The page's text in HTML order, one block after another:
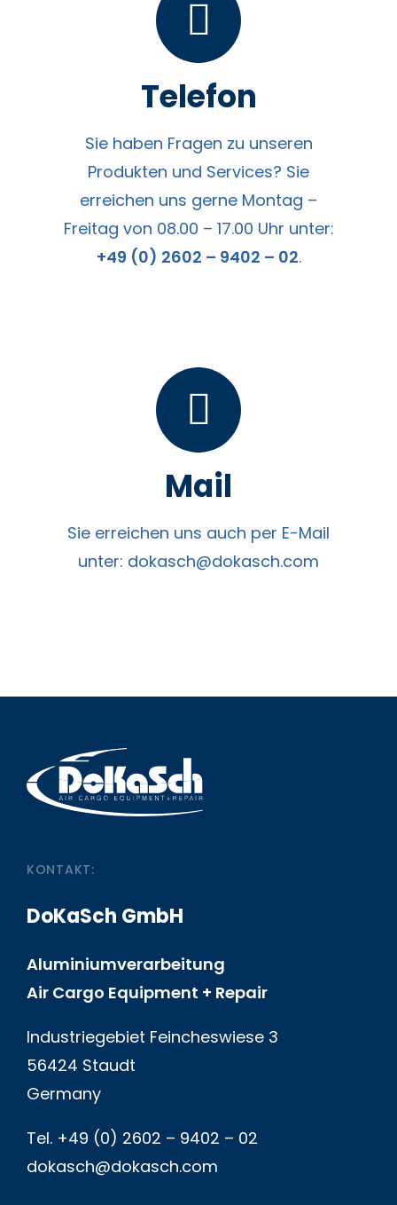
Telefon
Sie haben Fragen zu unseren
Produkten und Services? Sie
erreichen uns gerne Montag –
Freitag von 08.00 – 17.00 Uhr unter:
+49 (0) 2602 – 9402 – 02.
Mail
Sie erreichen uns auch per E-Mail
unter: dokasch@dokasch.com
KONTAKT:
DoKaSch GmbH
Aluminiumverarbeitung
Air Cargo Equipment + Repair
Industriegebiet Feincheswiese 3
56424 Staudt
Germany
Tel. +49 (0) 2602 – 9402 – 02
dokasch@dokasch.com